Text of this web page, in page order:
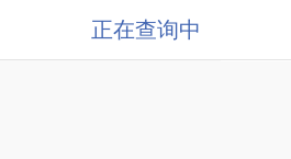
正在查询中